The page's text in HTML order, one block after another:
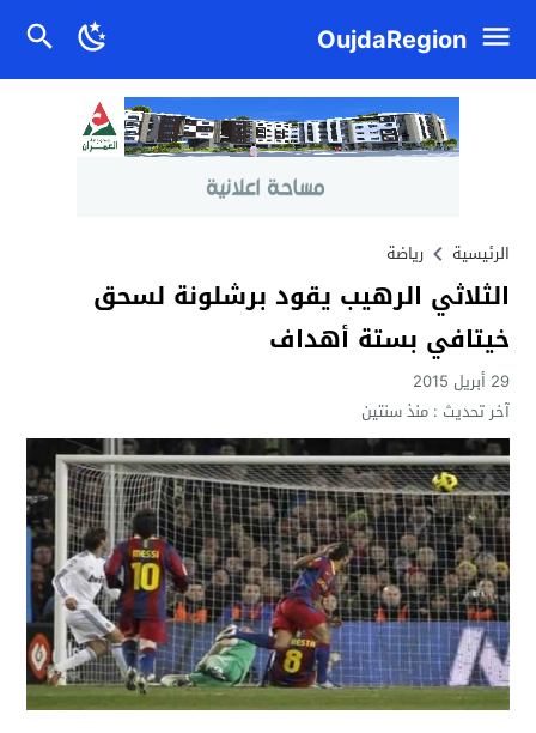
OujdaRegion
الرئيسية رياضة
الثلاثي الرهيب يقود برشلونة لسحق
خيتافي بستة أهداف
29 أبريل 2015
آخر تحديث :منذ سنتين